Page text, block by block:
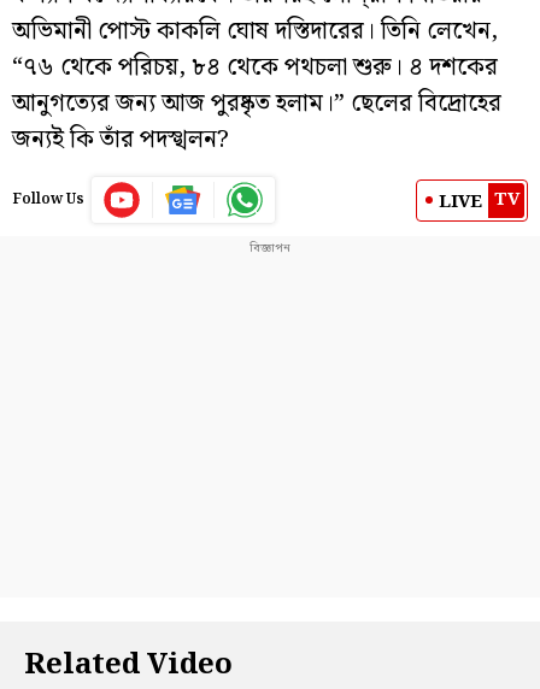
অভিমানী পোস্ট কাকলি ঘোষ দস্তিদারের। তিনি লেখেন,
“৭৬ থেকে পরিচয়, ৮৪ থেকে পথচলা শুরু। ৪ দশকের
আনুগত্যের জন্য আজ পুরষ্কৃত হলাম।” ছেলের বিদ্রোহের
জন্যই কি তাঁর পদস্খলন?
Follow Us LIVE TV
Related Video